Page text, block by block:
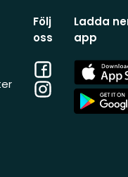
Följ
oss
Facebook
Instagram
Ladda
app
App
Store
App
Store